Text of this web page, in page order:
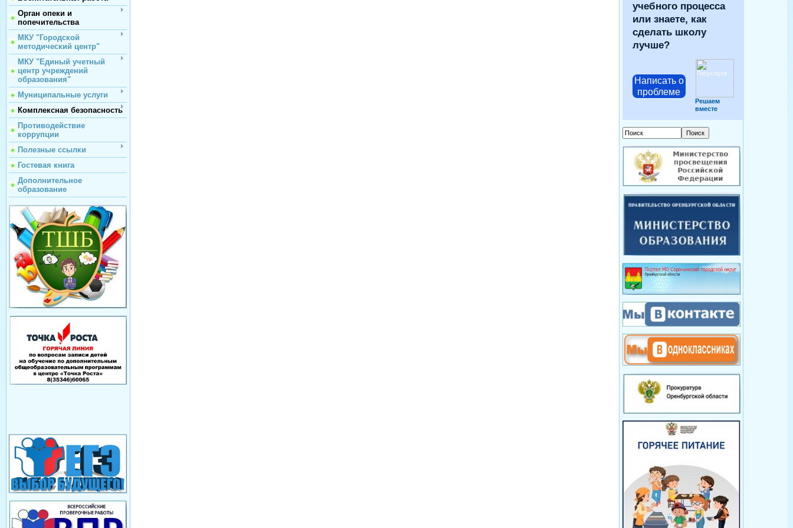
Орган опеки и
попечительства
МКУ "Городской
методический центр"
МКУ "Единый учетный
центр учреждений
образования"
Муниципальные услуги
Комплексная безопасность
Противодействие
коррупции
Полезные ссылки
Гостевая книга
Дополнительное
образование
учебного процесса
или знаете, как
сделать школу
лучше?
Написать о
проблеме
Решаем
вместе